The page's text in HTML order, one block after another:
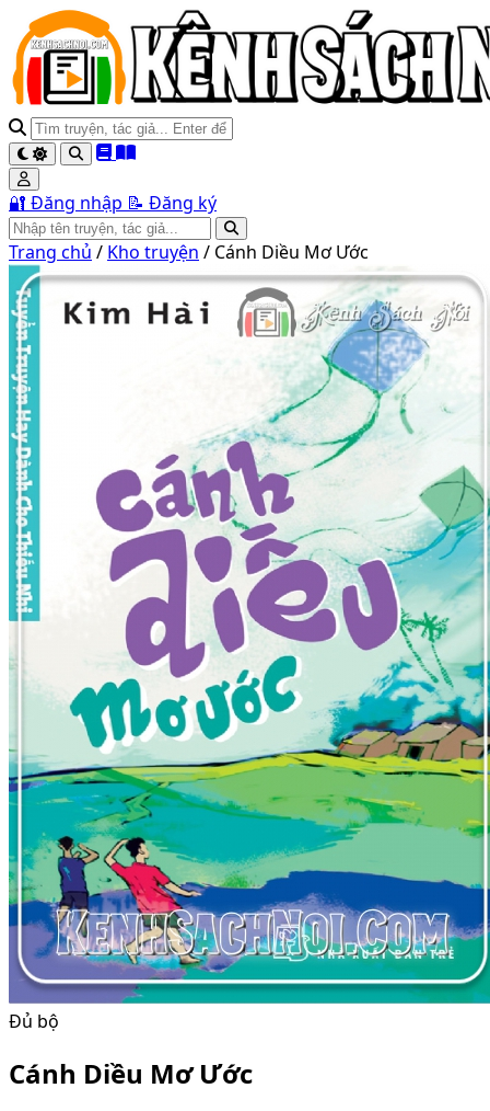
🔐 Đăng nhập 📝 Đăng ký
Trang chủ / Kho truyện / Cánh Diều Mơ Ước
Đủ bộ
Cánh Diều Mơ Ước